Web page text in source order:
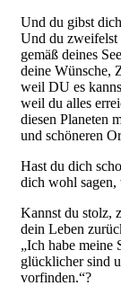
Und du gibst
Und du zweifelst
gemäß deines
deine Wünsche,
weil DU es
weil du alles
diesen Planeten
und schöneren
Hast du dich
dich wohl sagen,
Kannst du stolz,
dein Leben
„Ich habe meine
glücklicher sind
vorfinden.“?